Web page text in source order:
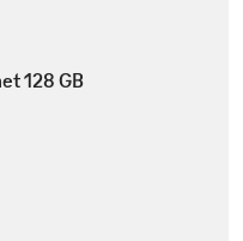
128 GB